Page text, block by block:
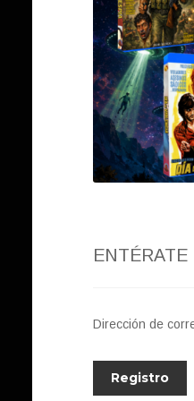
Dirección de